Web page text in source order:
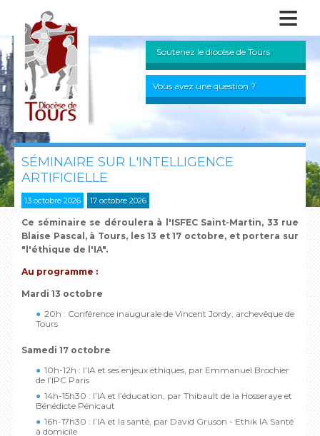
≡
Soutenez le diocèse de Tours
Vous avez une question ?
SÉMINAIRE SUR L'INTELLIGENCE
ARTIFICIELLE
13 octobre 2026 17 octobre 2026
Ce séminaire se déroulera à l'ISFEC Saint-Martin, 33 rue
Blaise Pascal, à Tours, les 13 et 17 octobre, et portera sur
"l'éthique de l'IA".
Au programme :
Mardi 13 octobre
20h : Conférence inaugurale de Vincent Jordy, archevêque de
Tours
Samedi 17 octobre
10h-12h : l’IA et ses enjeux éthiques, par Emmanuel Brochier
de l’IPC Paris
14h-15h30 : l’IA et l’éducation, par Thibault de la Hosseraye et
Bénédicte Pénicaut
16h-17h30 : l’IA et la santé, par David Gruson - Ethik IA Santé
à domicile